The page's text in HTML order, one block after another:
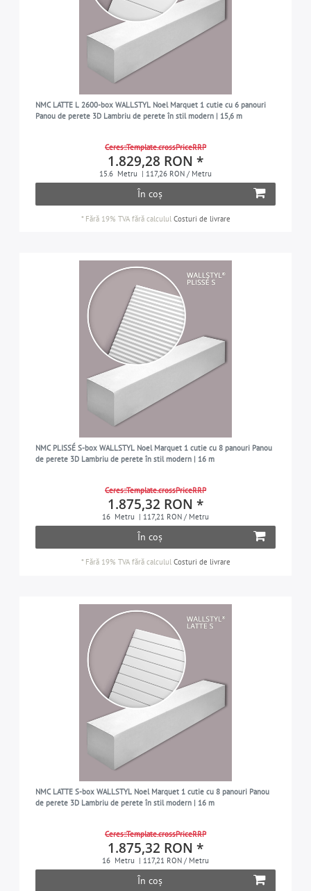
NMC LATTE L 2600-box WALLSTYL Noel Marquet 1 cutie cu 6 panouri
Panou de perete 3D Lambriu de perete în stil modern | 15,6 m
Ceres::Template.crossPriceRRP
1.829,28 RON *
15.6 Metru | 117,26 RON / Metru
În coș
* Fără 19% TVAfără calculul Costuri de livrare
NMC PLISSÉ S-box WALLSTYL Noel Marquet 1 cutie cu 8 panouri Panou
de perete 3D Lambriu de perete în stil modern | 16 m
Ceres::Template.crossPriceRRP
1.875,32 RON *
16 Metru | 117,21 RON / Metru
În coș
* Fără 19% TVAfără calculul Costuri de livrare
NMC LATTE S-box WALLSTYL Noel Marquet 1 cutie cu 8 panouri Panou
de perete 3D Lambriu de perete în stil modern | 16 m
Ceres::Template.crossPriceRRP
1.875,32 RON *
16 Metru | 117,21 RON / Metru
În coș